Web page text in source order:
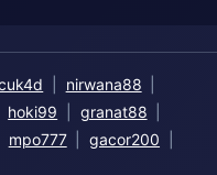
nirwana88
hoki99 granat88
mpo777 gacor200